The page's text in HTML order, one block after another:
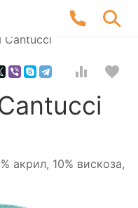
акрил, 10% вискоза,